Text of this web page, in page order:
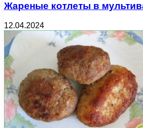
Жареные котлеты в
12.04.2024